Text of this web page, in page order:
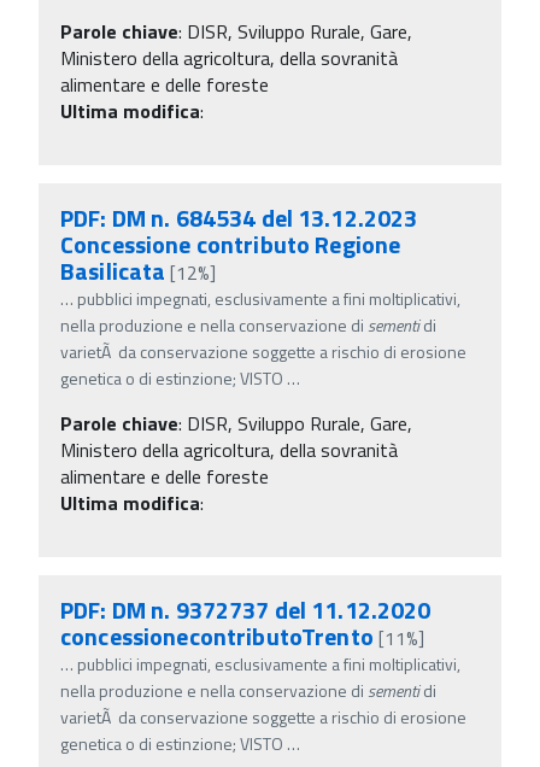
Parole chiave: DISR, Sviluppo Rurale, Gare,
Ministero della agricoltura, della sovranità
alimentare e delle foreste
Ultima modifica:
PDF: DM n. 684534 del 13.12.2023
Concessione contributo Regione
Basilicata [12%]
… pubblici impegnati, esclusivamente a fini moltiplicativi,
nella produzione e nella conservazione di sementidi
varietÃ da conservazione soggette a rischio di erosione
genetica o di estinzione; VISTO …
Parole chiave: DISR, Sviluppo Rurale, Gare,
Ministero della agricoltura, della sovranità
alimentare e delle foreste
Ultima modifica:
PDF: DM n. 9372737 del 11.12.2020
concessionecontributoTrento [11%]
… pubblici impegnati, esclusivamente a fini moltiplicativi,
nella produzione e nella conservazione di sementidi
varietÃ da conservazione soggette a rischio di erosione
genetica o di estinzione; VISTO …